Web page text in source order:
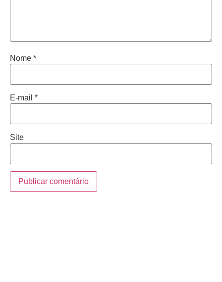
Nome *
E-mail *
Site